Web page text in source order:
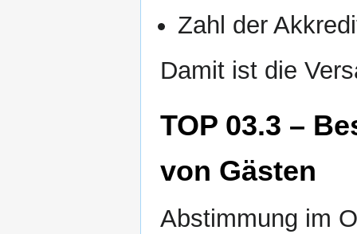
Zahl der
Damit ist die
TOP 03.3 –
von Gästen
Abstimmung im